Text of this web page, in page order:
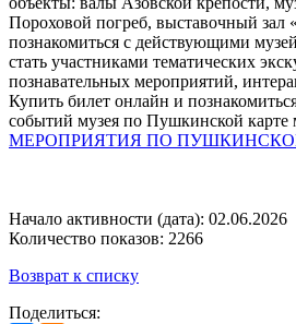
Пороховой погреб, выставочный зал
познакомиться с действующими
стать участниками тематических
познавательных мероприятий,
Купить билет онлайн и
событий музея по Пушкинской карте
МЕРОПРИЯТИЯ ПО
Начало активности (дата): 02.06.2026
Количество показов: 2266
Возврат к списку
Поделиться: